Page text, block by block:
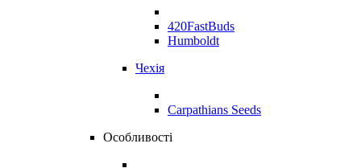
420FastBuds
Humboldt
Чехія
Carpathians Seeds
Особливості